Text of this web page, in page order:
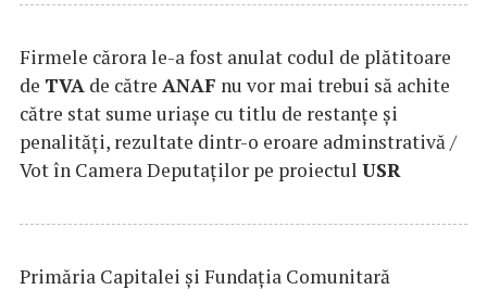
Firmele cărora le-a fost anulat codul de plătitoare
de TVA de către ANAF nu vor mai trebui să achite
către stat sume uriaşe cu titlu de restanţe şi
penalităţi, rezultate dintr-o eroare adminstrativă /
Vot în Camera Deputaţilor pe proiectul USR
Primăria Capitalei și Fundația Comunitară